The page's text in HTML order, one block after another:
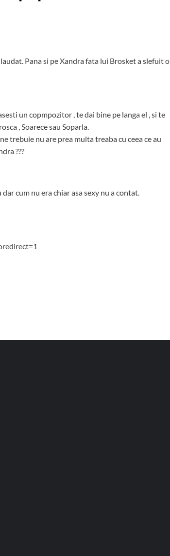
Pana si pe Xandra fata lui Brosket a slefuit o
un copmpozitor , te dai bine pe langa el , si te
, Soarece sau Soparla.
trebuie nu are prea multa treaba cu ceea ce au
???
cum nu era chiar asa sexy nu a contat.